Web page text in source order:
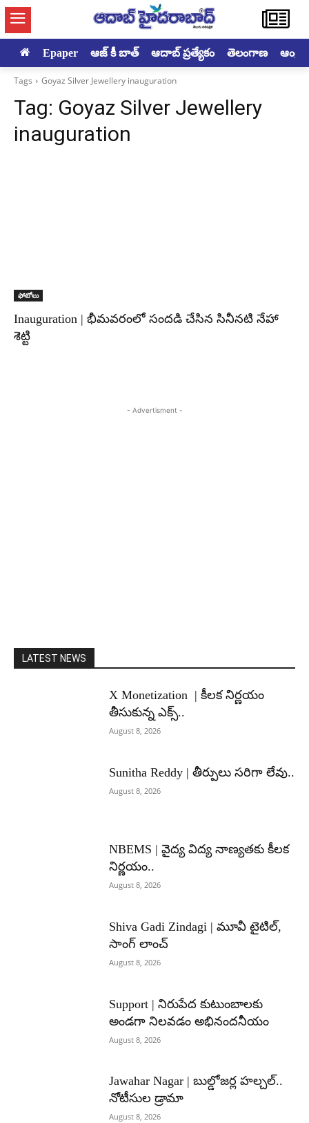
Epaper ఆజ్ కీ బాత్ ఆదాబ్ ప్రత్యేకం తెలంగాణ
Tags Goyaz Silver Jewellery inauguration
Tag: Goyaz Silver Jewellery
inauguration
ఫోటోలు
Inauguration | భీమవరంలో సందడి చేసిన సినీనటి నేహా
శెట్టి
- Advertisment -
LATEST NEWS
X Monetization | కీలక నిర్ణయం
తీసుకున్న ఎక్స్..
August 8, 2026
Sunitha Reddy | తీర్పులు సరిగా లేవు..
August 8, 2026
NBEMS | వైద్య విద్య నాణ్యతకు కీలక
నిర్ణయం..
August 8, 2026
Shiva Gadi Zindagi | మూవీ టైటిల్,
సాంగ్ లాంచ్
August 8, 2026
Support | నిరుపేద కుటుంబాలకు
అండగా నిలవడం అభినందనీయం
August 8, 2026
Jawahar Nagar | బుల్డోజర్ల హల్చల్..
నోటీసుల డ్రామా
August 8, 2026